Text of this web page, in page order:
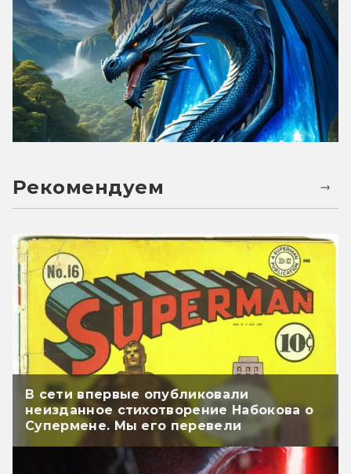
Рекомендуем
В сети впервые опубликовали
неизданное стихотворение Набокова о
Супермене. Мы его перевели